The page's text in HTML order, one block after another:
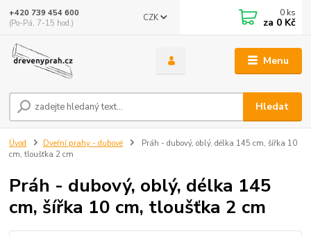
Menu
CZK
Hledat
+420 739 454 600
(Po-Pá, 7-15 hod.)
0 ks
za 0 Kč
Úvod Dveřní prahy - dubové
Práh - dubový, oblý, délka 145 cm, šířka 10
cm, tloušťka 2 cm
Práh - dubový, oblý, délka 145
cm, šířka 10 cm, tloušťka 2 cm